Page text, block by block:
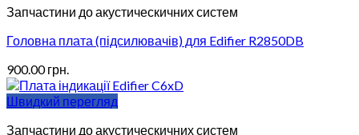
Запчастини до акустическичних систем
Головна плата (підсилювачів) для Edifier R2850DB
900.00грн.
Швидкий перегляд
Запчастини до акустическичних систем